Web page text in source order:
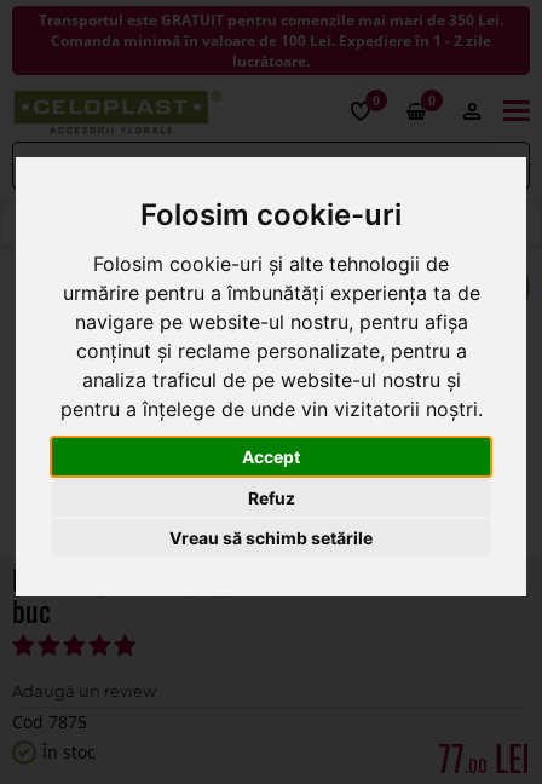
Folosim cookie-uri
Folosim cookie-uri și alte tehnologii de
urmărire pentru a îmbunătăți experiența ta de
navigare pe website-ul nostru, pentru afișa
conținut și reclame personalizate, pentru a
analiza traficul de pe website-ul nostru și
pentru a înțelege de unde vin vizitatorii noștri.
Accept
Refuz
Vreau să schimb setările
Transportul este GRATUIT pentru comenzile mai mari de 350 Lei.
Comanda minimă în valoare de 100 Lei. Expediere în 1 - 2 zile
lucrătoare.
0 0
< ÎNAPOI LA ARTICOLE DECORATIVE
Bufnite pene+clips pentru decoratiuni set 12
buc
Cod 7875
În stoc
77.00